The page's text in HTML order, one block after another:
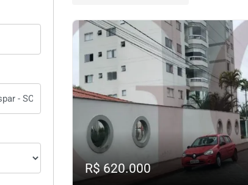
R$ 620.000